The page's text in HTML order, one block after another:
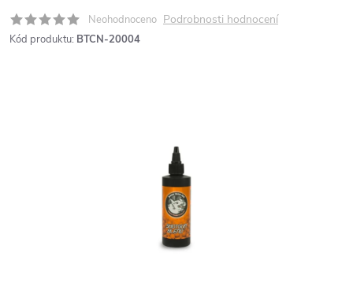
Neohodnoceno Podrobnosti hodnocení
Kód produktu: BTCN-20004